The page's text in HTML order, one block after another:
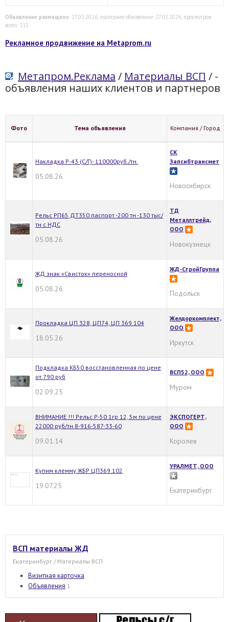
Объявление размещено: 27.02.2026, последнее обновление: 27.02.2026, просмотров
всего: 113.
Рекламное продвижение на Metaprom.ru
Метапром.Реклама / Материалы ВСП / -
объявления наших клиентов и партнеров
Фото Тема объявления Компания / Город
Накладка Р-43 (С/Г)- 110000руб./тн.
05.08.26
СК
Запсибтрансмет
Новосибирск
Рельс РП65 ДТ350 паспорт -200 тн -130 тыс/
тн с НДС
05.08.26
ТД
Металлтрейд,
ООО
Новокузнецк
ЖД знак «Свисток» переносной
05.08.26
ЖД-СтройГруппа
Подольск
Прокладка ЦП 328, ЦП74, ЦП 369.104
18.05.26
Желдоркомплект,
ООО
Иркутск
Подкладка КБ50 восстановленная по цене
от 790 руб
02.09.25
ВСП52, ООО
Муром
ВНИМАНИЕ !!! Рельс Р-50 1гр 12, 5м по цене
22000 руб/тн 8-916-587-33-60
09.01.14
ЭКСПОГЕРТ,
ООО
Королев
Купим клемму ЖБР ЦП369.102
19.07.25
УРАЛМЕТ, ООО
Екатеринбург
ВСП материалы ЖД
Екатеринбург / Материалы ВСП
Визитная карточка
Объявления 1